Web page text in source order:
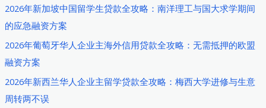
2026年新加坡中国留学生贷款全攻略：南洋理工与国大求学期间
的应急融资方案
2026年葡萄牙华人企业主海外信用贷款全攻略：无需抵押的欧盟
融资方案
2026年新西兰华人企业主留学贷款全攻略：梅西大学进修与生意
周转两不误
款
全
略：
苏
黎
世